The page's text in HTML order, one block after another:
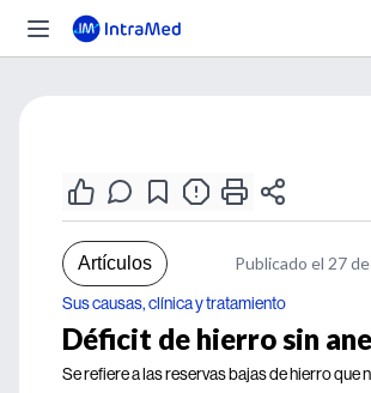
Artículos Publicado el 27
Sus causas, clínica y tratamiento
Déficit de hierro sin
Se refiere a las reservas bajas de hierro que